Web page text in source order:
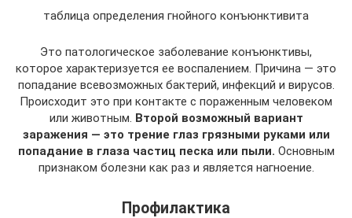
таблица определения гнойного конъюнктивита
Это патологическое заболевание конъюнктивы,
которое характеризуется ее воспалением. Причина — это
попадание всевозможных бактерий, инфекций и вирусов.
Происходит это при контакте с пораженным человеком
или животным. Второй возможный вариант
заражения — это трение глаз грязными руками или
попадание в глаза частиц песка или пыли. Основным
признаком болезни как раз и является нагноение.
Профилактика